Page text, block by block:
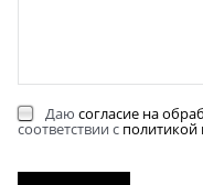
Даю согласие на
соответствии с политикой